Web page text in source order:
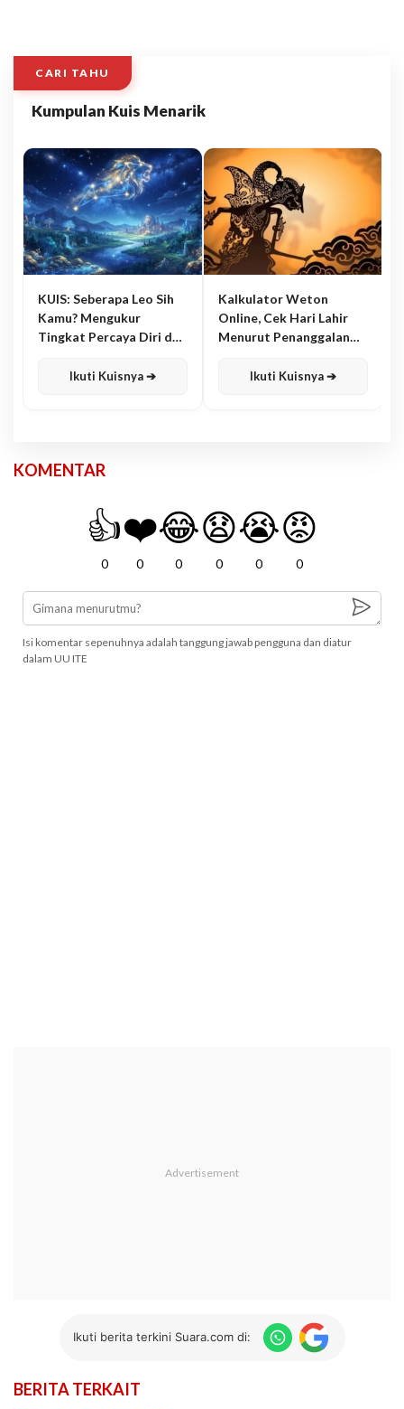
CARI TAHU
Kumpulan Kuis Menarik
KUIS: Seberapa Leo Sih
Kamu? Mengukur
Tingkat Percaya Diri dan
Ikuti Kuisnya ➔
Kalkulator Weton
Online, Cek Hari Lahir
Menurut Penanggalan
Ikuti Kuisnya ➔
KOMENTAR
👍
0
❤️
0
😂
0
😧
0
😭
0
😡
0
Isi komentar sepenuhnya adalah tanggung jawab pengguna dan diatur
dalam UU ITE
Ikuti berita terkini Suara.com di:
BERITA TERKAIT